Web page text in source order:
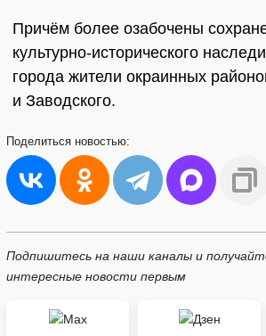
Причём более озабочены
культурно-исторического
города жители окраинных
и Заводского.
Поделиться новостью:
Подпишитесь на наши каналы и
интересные новости первым